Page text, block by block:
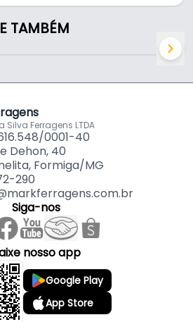
Aço estampado
650 kgf
corda: 3/8" (9,5 mm)
de carga
TAMBÉM
Silva Ferragens LTDA
0001-40
Dehon, 40
Formiga/MG
290
Siga-nos
nosso app
Google Play
App Store